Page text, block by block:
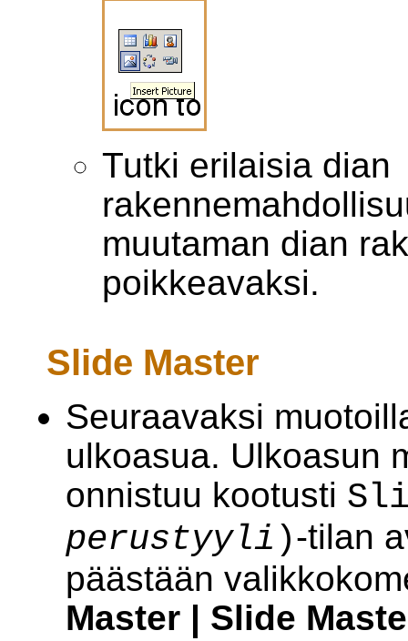
Tutki erilaisia dian
muutaman dian
poikkeavaksi.
Slide Master
Seuraavaksi
ulkoasua. Ulkoasun
onnistuu kootusti
perustyyli )-tilan
päästään
Master | Slide